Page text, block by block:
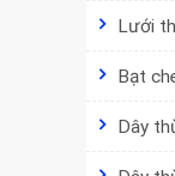
Lưới
Bạt
Dây